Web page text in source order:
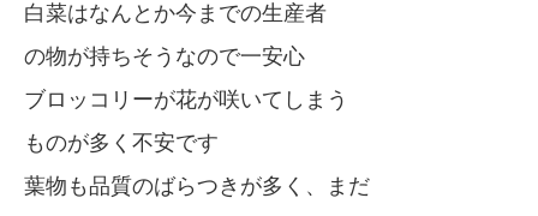
白菜はなんとか今までの生産者
の物が持ちそうなので一安心
ブロッコリーが花が咲いてしまう
ものが多く不安です
葉物も品質のばらつきが多く、まだ